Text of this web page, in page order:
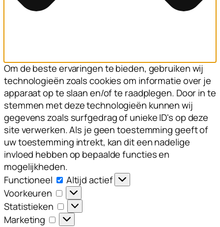
Om de beste ervaringen te bieden, gebruiken wij
technologieën zoals cookies om informatie over je
apparaat op te slaan en/of te raadplegen. Door in te
stemmen met deze technologieën kunnen wij
gegevens zoals surfgedrag of unieke ID's op deze
site verwerken. Als je geen toestemming geeft of
uw toestemming intrekt, kan dit een nadelige
invloed hebben op bepaalde functies en
mogelijkheden.
Functioneel
Functioneel
Altijd actief
Voorkeuren
Voorkeuren
Statistieken
Statistieken
Marketing
Marketing